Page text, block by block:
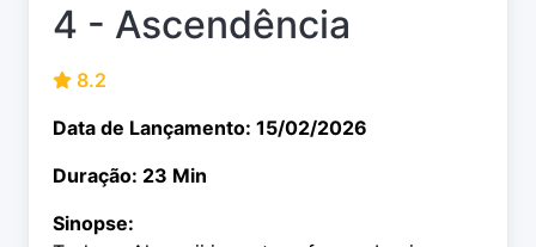
4 - Ascendência
8.2
Data de Lançamento: 15/02/2026
Duração: 23 Min
Sinopse: